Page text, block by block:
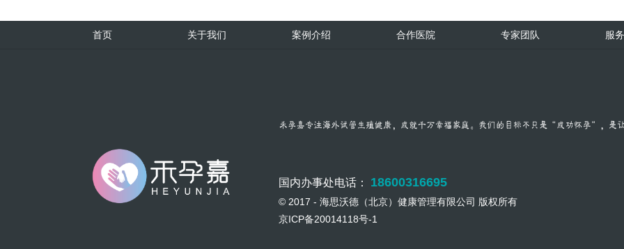
首页 关于我们 案例介绍 合作医院 专家团队 服
国内办事处电话： 18600316695
© 2017 - 海思沃德（北京）健康管理有限公司 版权所有
京ICP备20014118号-1